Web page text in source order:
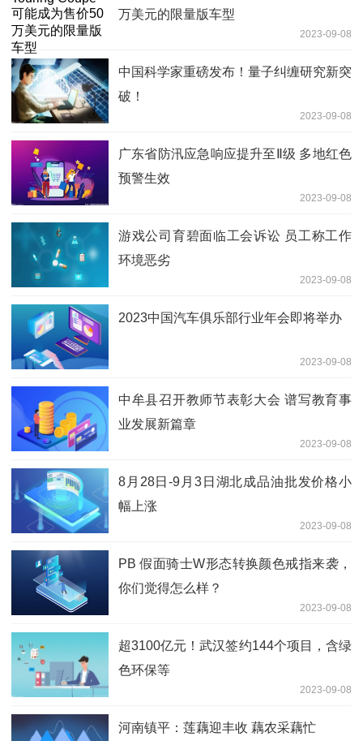
万美元的限量版车型
2023-09-08
中国科学家重磅发布！量子纠缠研究新突
破！
2023-09-08
广东省防汛应急响应提升至Ⅱ级 多地红色
预警生效
2023-09-08
游戏公司育碧面临工会诉讼 员工称工作
环境恶劣
2023-09-08
2023中国汽车俱乐部行业年会即将举办
2023-09-08
中牟县召开教师节表彰大会 谱写教育事
业发展新篇章
2023-09-08
8月28日-9月3日湖北成品油批发价格小
幅上涨
2023-09-08
PB 假面骑士W形态转换颜色戒指来袭，
你们觉得怎么样？
2023-09-08
超3100亿元！武汉签约144个项目，含绿
色环保等
2023-09-08
河南镇平：莲藕迎丰收 藕农采藕忙